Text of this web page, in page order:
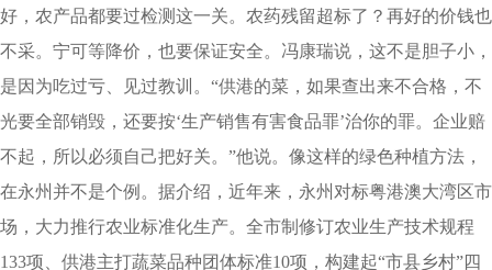
好，农产品都要过检测这一关。农药残留超标了？再好的价钱也
不采。宁可等降价，也要保证安全。冯康瑞说，这不是胆子小，
是因为吃过亏、见过教训。“供港的菜，如果查出来不合格，不
光要全部销毁，还要按‘生产销售有害食品罪’治你的罪。企业赔
不起，所以必须自己把好关。”他说。像这样的绿色种植方法，
在永州并不是个例。据介绍，近年来，永州对标粤港澳大湾区市
场，大力推行农业标准化生产。全市制修订农业生产技术规程
133项、供港主打蔬菜品种团体标准10项，构建起“市县乡村”四